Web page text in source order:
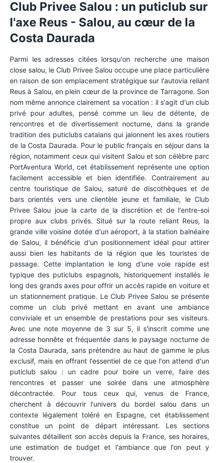
Club Privee Salou : un puticlub sur
l'axe Reus - Salou, au cœur de la
Costa Daurada
Parmi les adresses citées lorsqu'on recherche une maison
close salou, le Club Privee Salou occupe une place particulière
en raison de son emplacement stratégique sur l'autovia reliant
Reus à Salou, en plein cœur de la province de Tarragone. Son
nom même annonce clairement sa vocation : il s'agit d'un club
privé pour adultes, pensé comme un lieu de détente, de
rencontres et de divertissement nocturne, dans la grande
tradition des puticlubs catalans qui jalonnent les axes routiers
de la Costa Daurada. Pour le public français en séjour dans la
région, notamment ceux qui visitent Salou et son célèbre parc
PortAventura World, cet établissement représente une option
facilement accessible et bien identifiée. Contrairement au
centre touristique de Salou, saturé de discothèques et de
bars orientés vers une clientèle jeune et familiale, le Club
Privee Salou joue la carte de la discrétion et de l'entre-soi
propre aux clubs privés. Situé sur la route reliant Reus, la
grande ville voisine dotée d'un aéroport, à la station balnéaire
de Salou, il bénéficie d'un positionnement idéal pour attirer
aussi bien les habitants de la région que les touristes de
passage. Cette implantation le long d'une voie rapide est
typique des puticlubs espagnols, historiquement installés le
long des grands axes pour offrir un accès rapide en voiture et
un stationnement pratique. Le Club Privee Salou se présente
comme un club privé mettant en avant une ambiance
conviviale et un ensemble de prestations pour ses visiteurs.
Avec une note moyenne de 3 sur 5, il s'inscrit comme une
adresse honnête et fréquentée dans le paysage nocturne de
la Costa Daurada, sans prétendre au haut de gamme le plus
exclusif, mais en offrant l'essentiel de ce que l'on attend d'un
puticlub salou : un cadre pour boire un verre, faire des
rencontres et passer une soirée dans une atmosphère
décontractée. Pour tous ceux qui, venus de France,
cherchent à découvrir l'univers du bordel salou dans un
contexte légalement toléré en Espagne, cet établissement
constitue un point de départ intéressant. Les sections
suivantes détaillent son accès depuis la France, ses horaires,
une estimation de budget et l'ambiance que l'on peut y
trouver.